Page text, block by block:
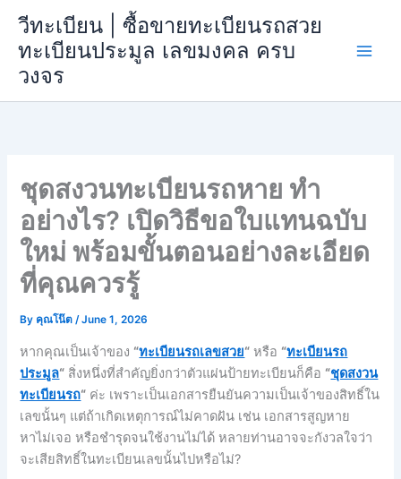
content
วีทะเบียน | ซื้อขายทะเบียนรถสวย
ทะเบียนประมูล เลขมงคล ครบ
วงจร
ชุดสงวนทะเบียนรถหาย ทำ
อย่างไร? เปิดวิธีขอใบแทนฉบับ
ใหม่ พร้อมขั้นตอนอย่างละเอียด
ที่คุณควรรู้
By คุณโน๊ต/June 1, 2026
หากคุณเป็นเจ้าของ “ทะเบียนรถเลขสวย“ หรือ “ทะเบียนรถ
ประมูล“ สิ่งหนึ่งที่สำคัญยิ่งกว่าตัวแผ่นป้ายทะเบียนก็คือ “ชุดสงวน
ทะเบียนรถ“ ค่ะ เพราะเป็นเอกสารยืนยันความเป็นเจ้าของสิทธิ์ใน
เลขนั้นๆ แต่ถ้าเกิดเหตุการณ์ไม่คาดฝัน เช่น เอกสารสูญหาย
หาไม่เจอ หรือชำรุดจนใช้งานไม่ได้ หลายท่านอาจจะกังวลใจว่า
จะเสียสิทธิ์ในทะเบียนเลขนั้นไปหรือไม่?